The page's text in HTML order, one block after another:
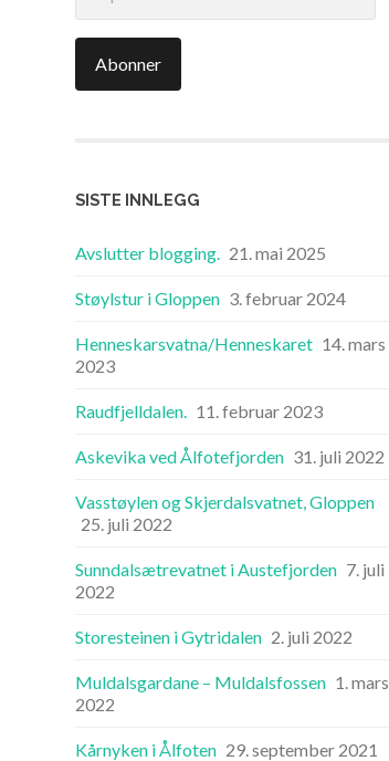
Abonner
SISTE INNLEGG
Avslutter blogging. 21. mai 2025
Støylstur i Gloppen 3. februar 2024
Henneskarsvatna/Henneskaret 14. mars
2023
Raudfjelldalen. 11. februar 2023
Askevika ved Ålfotefjorden 31. juli 2022
Vasstøylen og Skjerdalsvatnet, Gloppen
25. juli 2022
Sunndalsætrevatnet i Austefjorden 7. juli
2022
Storesteinen i Gytridalen 2. juli 2022
Muldalsgardane – Muldalsfossen 1. mars
2022
Kårnyken i Ålfoten 29. september 2021